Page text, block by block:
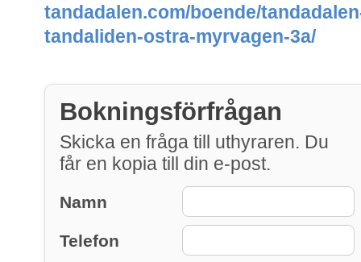
tandadalen.com/boende/
tandaliden-ostra-myrvagen-3a/
Bokningsförfrågan
Skicka en fråga till uthyraren. Du
får en kopia till din e-post.
Namn
Telefon